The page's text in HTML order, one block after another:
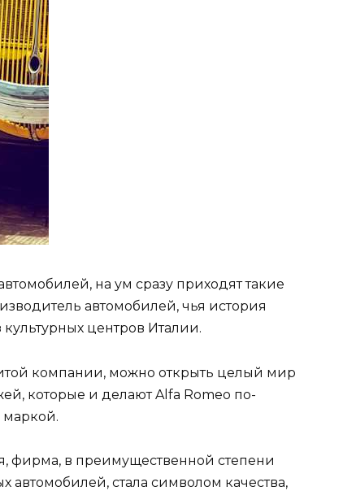
на ум сразу приходят такие
автомобилей, чья история
центров Италии.
компании, можно открыть целый мир
которые и делают Alfa Romeo по-
фирма, в преимущественной степени
стала символом качества,